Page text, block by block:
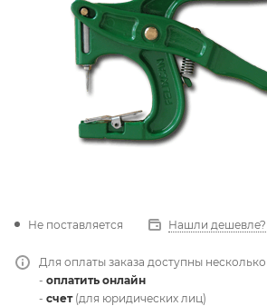
Не поставляется Нашли дешевле?
Для оплаты заказа доступны
- оплатить онлайн
- счет(для юридических лиц)